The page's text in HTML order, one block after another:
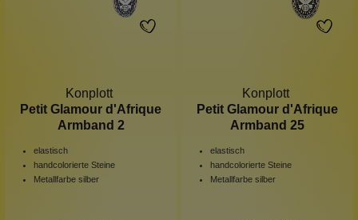
Konplott
Petit Glamour d'Afrique
Armband 2
elastisch
handcolorierte Steine
Metallfarbe silber
Konplott
Petit Glamour d'Afrique
Armband 25
elastisch
handcolorierte Steine
Metallfarbe silber